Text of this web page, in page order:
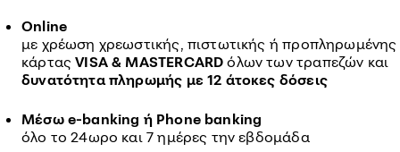
Online
με χρέωση χρεωστικής, πιστωτικής ή προπληρωμένης
κάρταςVISA & MASTERCARD όλων των τραπεζών και
δυνατότητα πληρωμής με 12 άτοκες δόσεις
Μέσω e-banking ή Phone banking
όλο το 24ωρο και 7 ημέρες την εβδομάδα